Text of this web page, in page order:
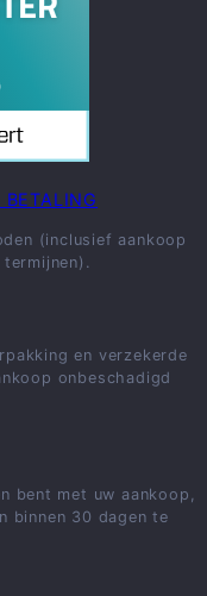
(inclusief aankoop
en verzekerde
onbeschadigd
bent met uw aankoop,
binnen 30 dagen te